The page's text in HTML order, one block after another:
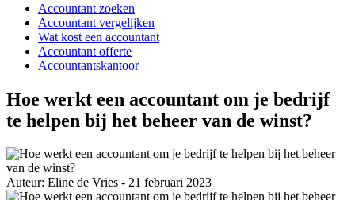
Accountant zoeken
Accountant vergelijken
Wat kost een accountant
Accountant offerte
Accountantskantoor
Hoe werkt een accountant om je bedrijf
te helpen bij het beheer van de winst?
Auteur: Eline de Vries - 21 februari 2023